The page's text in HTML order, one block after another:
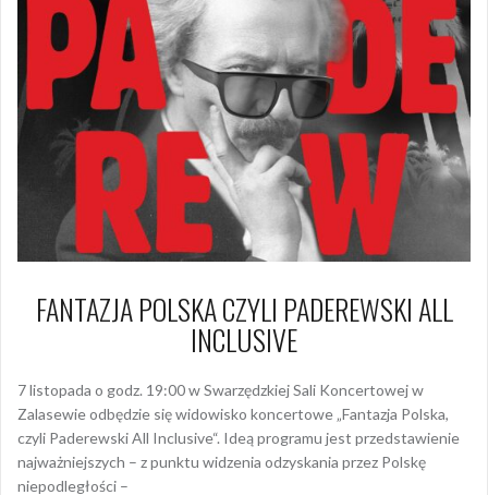
FANTAZJA POLSKA CZYLI PADEREWSKI ALL
INCLUSIVE
7 listopada o godz. 19:00 w Swarzędzkiej Sali Koncertowej w
Zalasewie odbędzie się widowisko koncertowe „Fantazja Polska,
czyli Paderewski All Inclusive“. Ideą programu jest przedstawienie
najważniejszych – z punktu widzenia odzyskania przez Polskę
niepodległości –